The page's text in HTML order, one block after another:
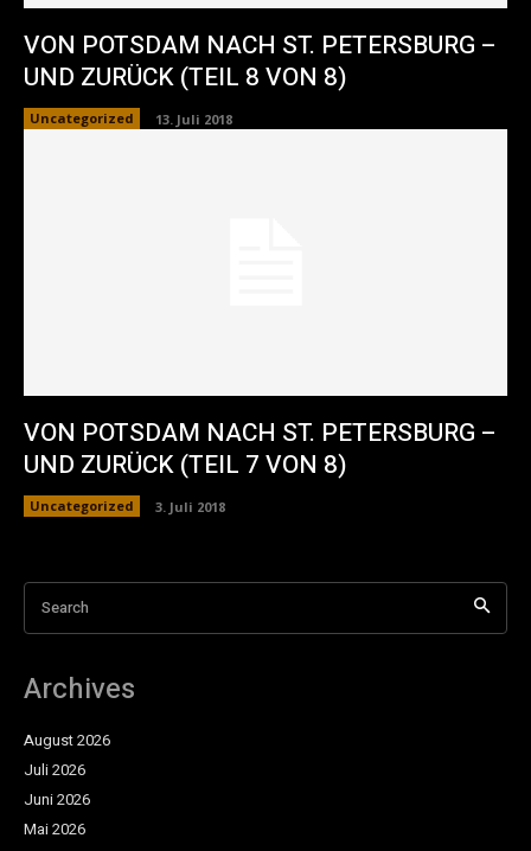
VON POTSDAM NACH ST. PETERSBURG –
UND ZURÜCK (TEIL 8 VON 8)
Uncategorized 13. Juli 2018
VON POTSDAM NACH ST. PETERSBURG –
UND ZURÜCK (TEIL 7 VON 8)
Uncategorized 3. Juli 2018
Search
Archives
August 2026
Juli 2026
Juni 2026
Mai 2026